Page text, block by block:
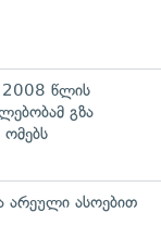
2008 წლის
გზა
ომებს
არეული ასოებით